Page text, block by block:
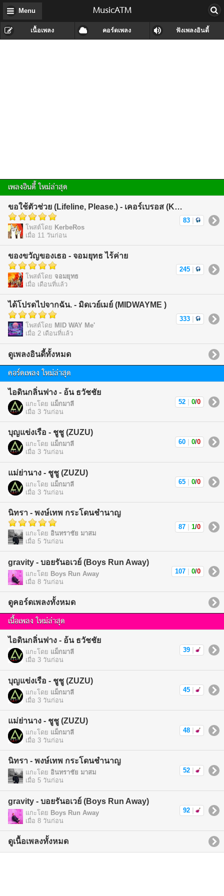
Menu MusicATM
เนื้อเพลง คอร์ดเพลง ฟังเพลงอินดี้
เพลงอินดี้ ใหม่ล่าสุด
ขอใช้ตัวช่วย (Lifeline, Please.) - เคอร์เบรอส (KerBeRos)
โพสต์โดย KerbeRos
เมื่อ 11 วันก่อน
83
ของขวัญของเธอ - จอมยุทธ ไร้ค่าย
โพสต์โดย จอมยุทธ
เมื่อ เดือนที่แล้ว
245
ได้โปรดไปจากฉัน. - มิดเวย์เมย์ (MIDWAYME )
โพสต์โดย MID WAY Me'
เมื่อ 2 เดือนที่แล้ว
333
ดูเพลงอินดี้ทั้งหมด
คอร์ดเพลง ใหม่ล่าสุด
ไอดินกลิ่นฟาง - อ้น ธวัชชัย
แกะโดย แม็กมาลี
เมื่อ 3 วันก่อน
52 0/0
บุญแข่งเรือ - ชูชู (ZUZU)
แกะโดย แม็กมาลี
เมื่อ 3 วันก่อน
60 0/0
แม่ย่านาง - ชูชู (ZUZU)
แกะโดย แม็กมาลี
เมื่อ 3 วันก่อน
65 0/0
นิทรา - พงษ์เทพ กระโดนชำนาญ
แกะโดย อินทราชัย มาสม
เมื่อ 5 วันก่อน
87 1/0
gravity - บอยรันอเวย์ (Boys Run Away)
แกะโดย Boys Run Away
เมื่อ 8 วันก่อน
107 0/0
ดูคอร์ดเพลงทั้งหมด
เนื้อเพลง ใหม่ล่าสุด
ไอดินกลิ่นฟาง - อ้น ธวัชชัย
แกะโดย แม็กมาลี
เมื่อ 3 วันก่อน
39
บุญแข่งเรือ - ชูชู (ZUZU)
แกะโดย แม็กมาลี
เมื่อ 3 วันก่อน
45
แม่ย่านาง - ชูชู (ZUZU)
แกะโดย แม็กมาลี
เมื่อ 3 วันก่อน
48
นิทรา - พงษ์เทพ กระโดนชำนาญ
แกะโดย อินทราชัย มาสม
เมื่อ 5 วันก่อน
52
gravity - บอยรันอเวย์ (Boys Run Away)
แกะโดย Boys Run Away
เมื่อ 8 วันก่อน
92
ดูเนื้อเพลงทั้งหมด